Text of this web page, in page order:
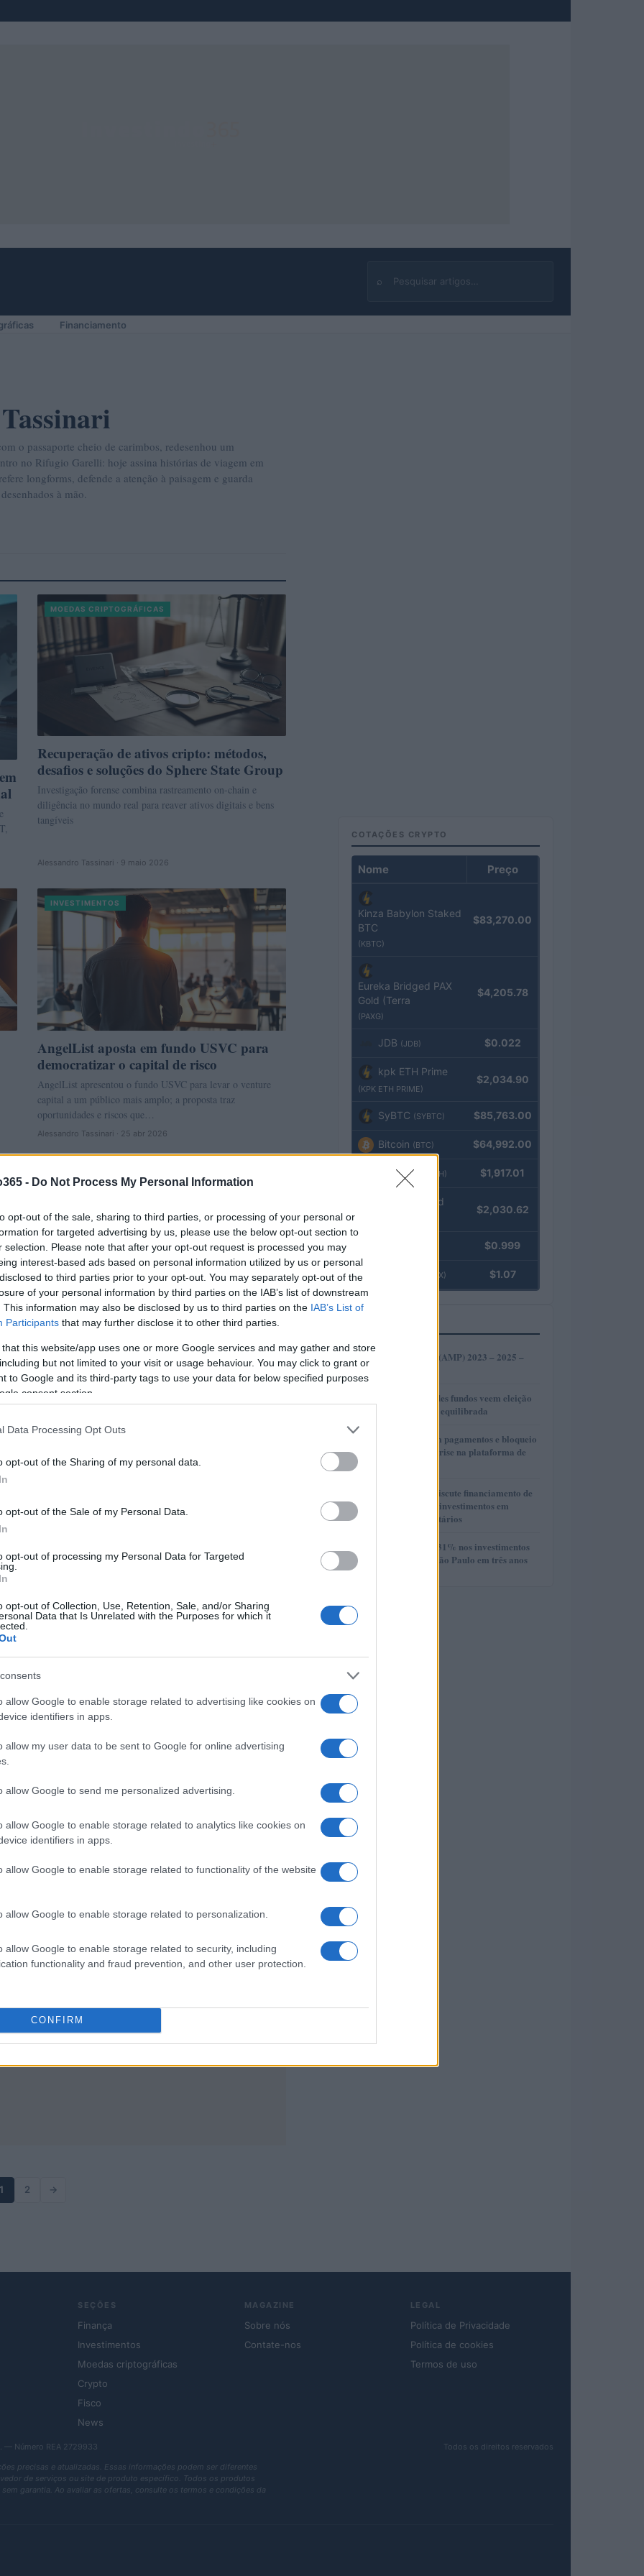
- Do Not Process My Personal Information
opt-out of the sale, sharing to third parties, or processing of your personal or
for targeted advertising by us, please use the below opt-out section to
selection. Please note that after your opt-out request is processed you may
interest-based ads based on personal information utilized by us or personal
to third parties prior to your opt-out. You may separately opt-out of the
of your personal information by third parties on the IAB’s list of downstream
This information may also be disclosed by us to third parties on the IAB’s List of
Participants that may further disclose it to other third parties.
that this website/app uses one or more Google services and may gather and store
but not limited to your visit or usage behaviour. You may click to grant or
to Google and its third-party tags to use your data for below specified purposes
consent section.
Data Processing Opt Outs
opt-out of the Sharing of my personal data.
opt-out of the Sale of my Personal Data.
opt-out of processing my Personal Data for Targeted
opt-out of Collection, Use, Retention, Sale, and/or Sharing
Data that Is Unrelated with the Purposes for which it
allow Google to enable storage related to advertising like cookies on
identifiers in apps.
allow my user data to be sent to Google for online advertising
allow Google to send me personalized advertising.
allow Google to enable storage related to analytics like cookies on
identifiers in apps.
allow Google to enable storage related to functionality of the website
allow Google to enable storage related to personalization.
allow Google to enable storage related to security, including
functionality and fraud prevention, and other user protection.
CONFIRM
⌕
Buscar
Financiamento
o passaporte cheio de carimbos, redesenhou um
no Rifugio Garelli: hoje assina histórias de viagem em
longforms, defende a atenção à paisagem e guarda
à mão.
MOEDAS CRIPTOGRÁFICAS
Recuperação de ativos cripto: métodos,
desafios e soluções do Sphere State Group
Investigação forense combina rastreamento on-chain e
diligência no mundo real para reaver ativos digitais e bens
tangíveis
Alessandro Tassinari · 9 maio 2026
INVESTIMENTOS
AngelList aposta em fundo USVC para
democratizar o capital de risco
AngelList apresentou o fundo USVC para levar o venture
capital a um público mais amplo; a proposta traz
oportunidades e riscos que…
Alessandro Tassinari · 25 abr 2026
Defesa pede cirurgia no ombro direito de
Bolsonaro e PGR não apresenta oposição
A PGR informou que não se opõe ao pedido de cirurgia no
ombro direito de Jair Bolsonaro; agora cabe ao ministro
Alexandre…
Alessandro Tassinari · 24 abr 2026
fusão com United por motivos antitruste
American Airlines negou envolvimento em negociações de
consumidores, reafirmando foco em…
Alessandro Tassinari · 18 abr 2026
MOEDAS CRIPTOGRÁFICAS
oferece US$ 1 milhão em BTC nos EUA
incentivos para comprar, gastar e custodiar BTC; saiba como
Alessandro Tassinari · 7 abr 2026
1 2 →
COTAÇÕES CRYPTO
Nome Preço
Kinza Babylon Staked
BTC
(KBTC)
$83,270.00
Eureka Bridged PAX
Gold (Terra
(PAXG)
$4,205.78
JDB (JDB) $0.022
kpk ETH Prime
(KPK ETH PRIME)
$2,034.90
SyBTC (SYBTC) $85,763.00
Bitcoin (BTC) $64,992.00
Ethereum (ETH) $1,917.01
kpk ETH Yield
$2,030.62
$0.999
(USDEX) $1.07
1
Amp de Previsão (AMP) 2023 – 2025 –
2030
2
Gestores de grandes fundos veem eleição
presidencial mais equilibrada
3
OnilX: Atrasos em pagamentos e bloqueio
de bens revelam crise na plataforma de
4
Presidente Lula discute financiamento de
planos de saúde e investimentos em
hospitais universitários
5
Crescimento de 131% nos investimentos
imobiliários em São Paulo em três anos
SEÇÕES
Finança
Investimentos
Moedas criptográficas
Crypto
Fisco
News
MAGAZINE
Sobre nós
Contate-nos
LEGAL
Política de Privacidade
Política de cookies
Termos de uso
— Número REA 2729933
Todos os direitos reservados
precisas e atualizadas. Essas informações podem ser diferentes
de serviços ou site de produto específico. Todos os produtos
garantia. Ao avaliar as ofertas, consulte os termos e condições da